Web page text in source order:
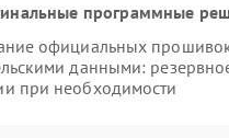
программные
официальных
данными:
при необходимости